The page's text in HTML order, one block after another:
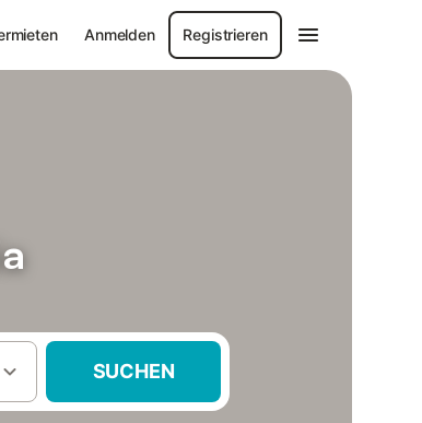
Anmelden Registrieren
SUCHEN